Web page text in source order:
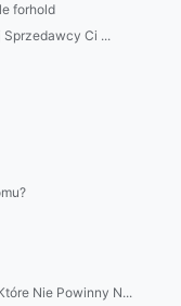
forhold
Sprzedawcy Ci ...
Nie Powinny N...